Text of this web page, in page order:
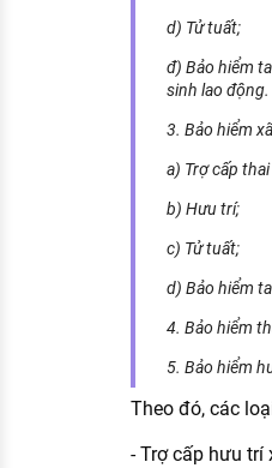
d) Tử tuất;
đ) Bảo hiểm
sinh lao động.
3. Bảo hiểm
a) Trợ cấp thai
b) Hưu trí;
c) Tử tuất;
d) Bảo hiểm
4. Bảo hiểm
5. Bảo hiểm
Theo đó, các
- Trợ cấp hưu trí